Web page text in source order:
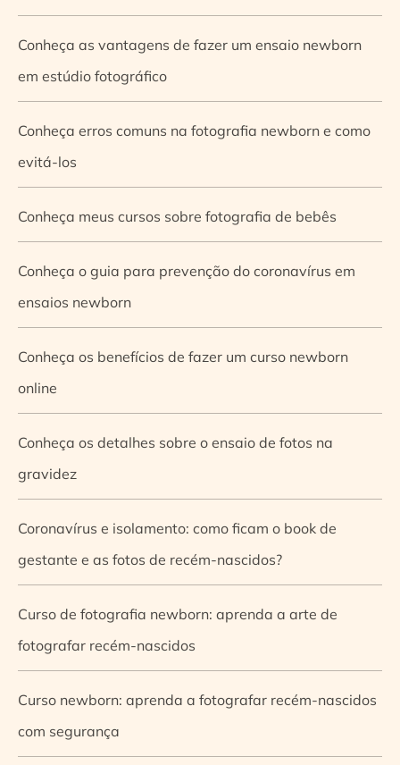
Conheça as vantagens de fazer um ensaio newborn
em estúdio fotográfico
Conheça erros comuns na fotografia newborn e como
evitá-los
Conheça meus cursos sobre fotografia de bebês
Conheça o guia para prevenção do coronavírus em
ensaios newborn
Conheça os benefícios de fazer um curso newborn
online
Conheça os detalhes sobre o ensaio de fotos na
gravidez
Coronavírus e isolamento: como ficam o book de
gestante e as fotos de recém-nascidos?
Curso de fotografia newborn: aprenda a arte de
fotografar recém-nascidos
Curso newborn: aprenda a fotografar recém-nascidos
com segurança